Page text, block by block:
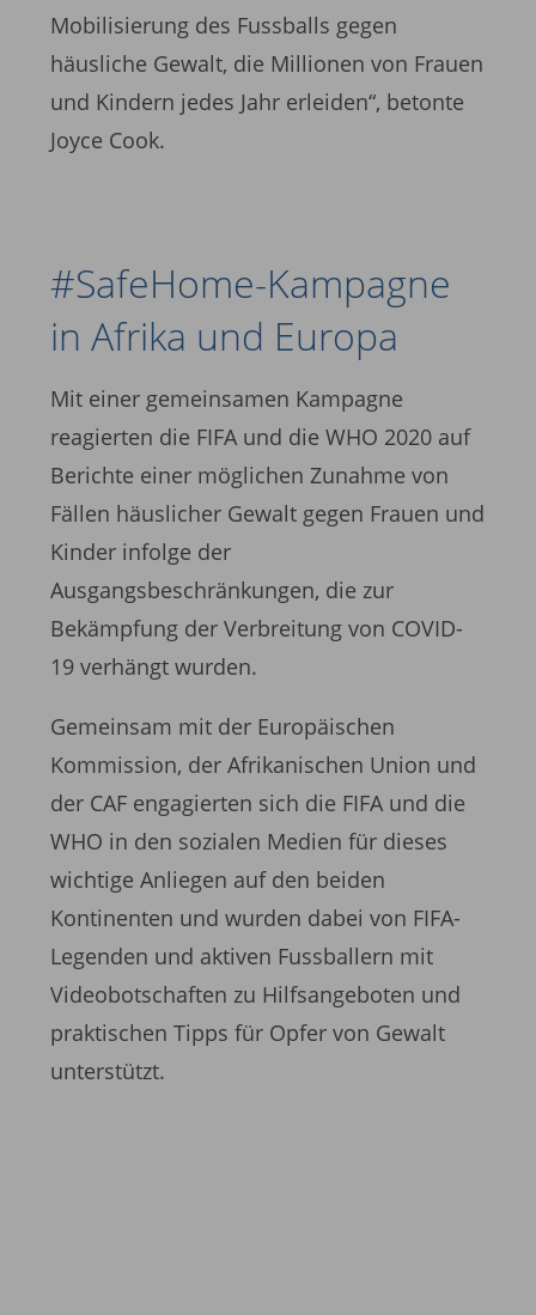
Mobilisierung des Fussballs gegen
häusliche Gewalt, die Millionen von Frauen
und Kindern jedes Jahr erleiden“, betonte
Joyce Cook.
#SafeHome-Kampagne
in Afrika und Europa ­
Mit einer gemeinsamen Kampagne
reagierten die FIFA und die WHO 2020 auf
Berichte einer möglichen Zunahme von
Fällen häuslicher Gewalt gegen Frauen und
Kinder infolge der
Ausgangsbeschränkungen, die zur
Bekämpfung der Verbreitung von COVID-
19 verhängt wurden.
Gemeinsam mit der Europäischen
Kommission, der Afrikanischen Union und
der CAF engagierten sich die FIFA und die
WHO in den sozialen Medien für dieses
wichtige Anliegen auf den beiden
Kontinenten und wurden dabei von FIFA-
Legenden und aktiven Fussballern mit
Videobotschaften zu Hilfsangeboten und
praktischen Tipps für Opfer von Gewalt
unterstützt.